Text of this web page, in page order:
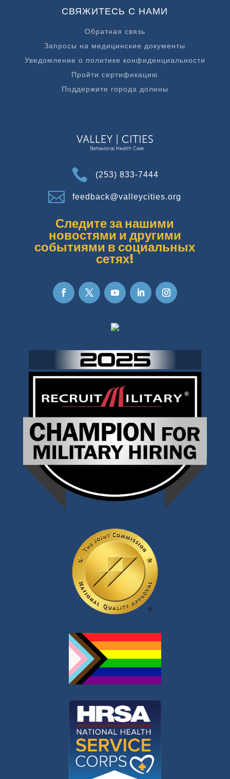
СВЯЖИТЕСЬ С НАМИ
Обратная связь
Запросы на медицинские документы
Уведомление о политике конфиденциальности
Пройти сертификацию
Поддержите города долины
 (253) 833-7444
 feedback@valleycities.org
Следите за нашими
новостями и другими
событиями в социальных
сетях!